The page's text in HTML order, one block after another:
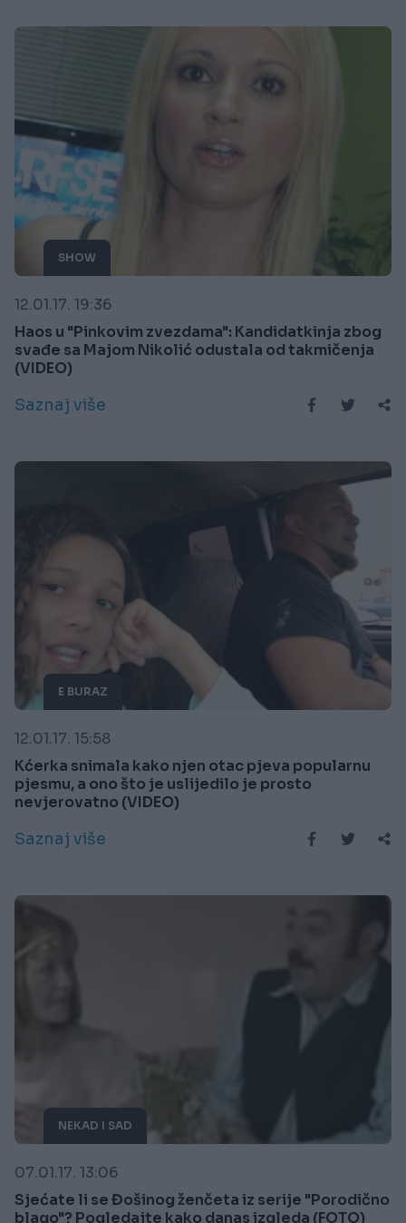
SHOW
12.01.17. 19:36
Haos u "Pinkovim zvezdama": Kandidatkinja zbog
svađe sa Majom Nikolić odustala od takmičenja
(VIDEO)
Saznaj više
E BURAZ
12.01.17. 15:58
Kćerka snimala kako njen otac pjeva popularnu
pjesmu, a ono što je uslijedilo je prosto
nevjerovatno (VIDEO)
Saznaj više
NEKAD I SAD
07.01.17. 13:06
Sjećate li se Đošinog ženčeta iz serije "Porodično
blago"? Pogledajte kako danas izgleda (FOTO)